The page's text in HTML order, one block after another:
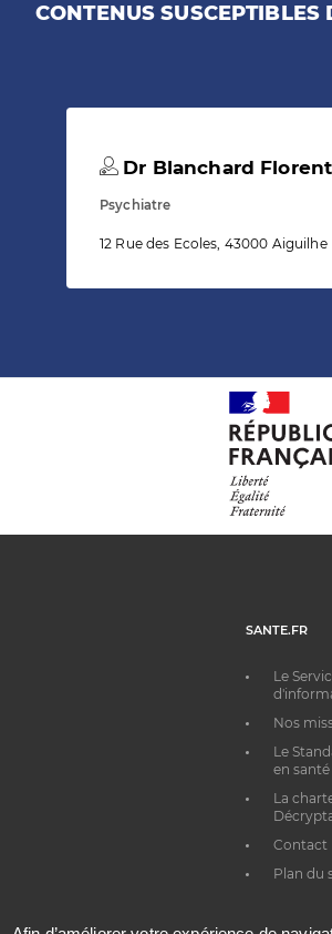
CONTENUS SUSCEPTIBLES
Dr Blanchard Florent
Psychiatre
12 Rue des Ecoles, 43000 Aiguilhe
SANTE.FR
Le
Nos
Le
en santé
La
Contact
Plan du